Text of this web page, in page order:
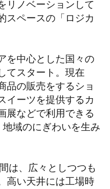
リノベーションして
スペースの「ロジカ
を中心とした国々の
てスタート。現在
品の販売をするショ
イーツを提供するカ
展などで利用できる
域のにぎわいを生み
は、広々としつつも
高い天井には工場時